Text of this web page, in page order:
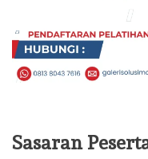
Sasaran